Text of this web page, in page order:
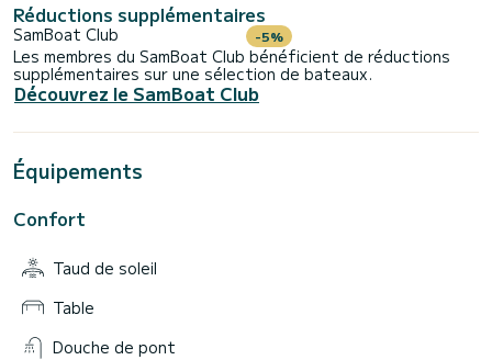
Réductions supplémentaires
SamBoat Club -5%
Les membres du SamBoat Club bénéficient de réductions
supplémentaires sur une sélection de bateaux.
Découvrez le SamBoat Club
Équipements
Confort
Taud de soleil
Table
Douche de pont